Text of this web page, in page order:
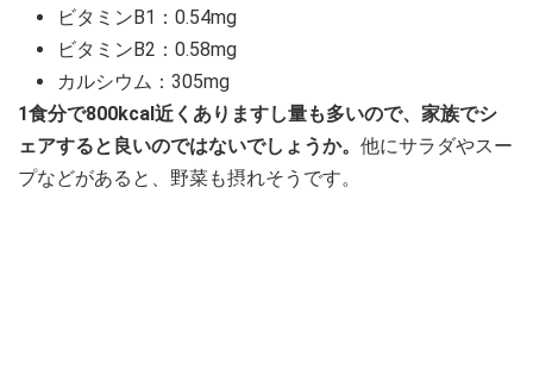
ビタミンB1：0.54mg
ビタミンB2：0.58mg
カルシウム：305mg
1食分で800kcal近くありますし量も多いので、家族でシ
ェアすると良いのではないでしょうか。 他にサラダやスー
プなどがあると、野菜も摂れそうです。